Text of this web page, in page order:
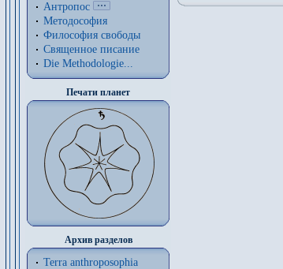
Антропос
Методософия
Философия cвободы
Священное писание
Die Methodologie...
Печати планет
Архив разделов
Terra anthroposophia